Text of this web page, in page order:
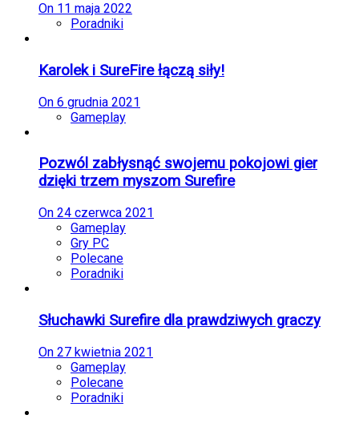
On 11 maja 2022
Poradniki
Karolek i SureFire łączą siły!
On 6 grudnia 2021
Gameplay
Pozwól zabłysnąć swojemu pokojowi gier
dzięki trzem myszom Surefire
On 24 czerwca 2021
Gameplay
Gry PC
Polecane
Poradniki
Słuchawki Surefire dla prawdziwych graczy
On 27 kwietnia 2021
Gameplay
Polecane
Poradniki